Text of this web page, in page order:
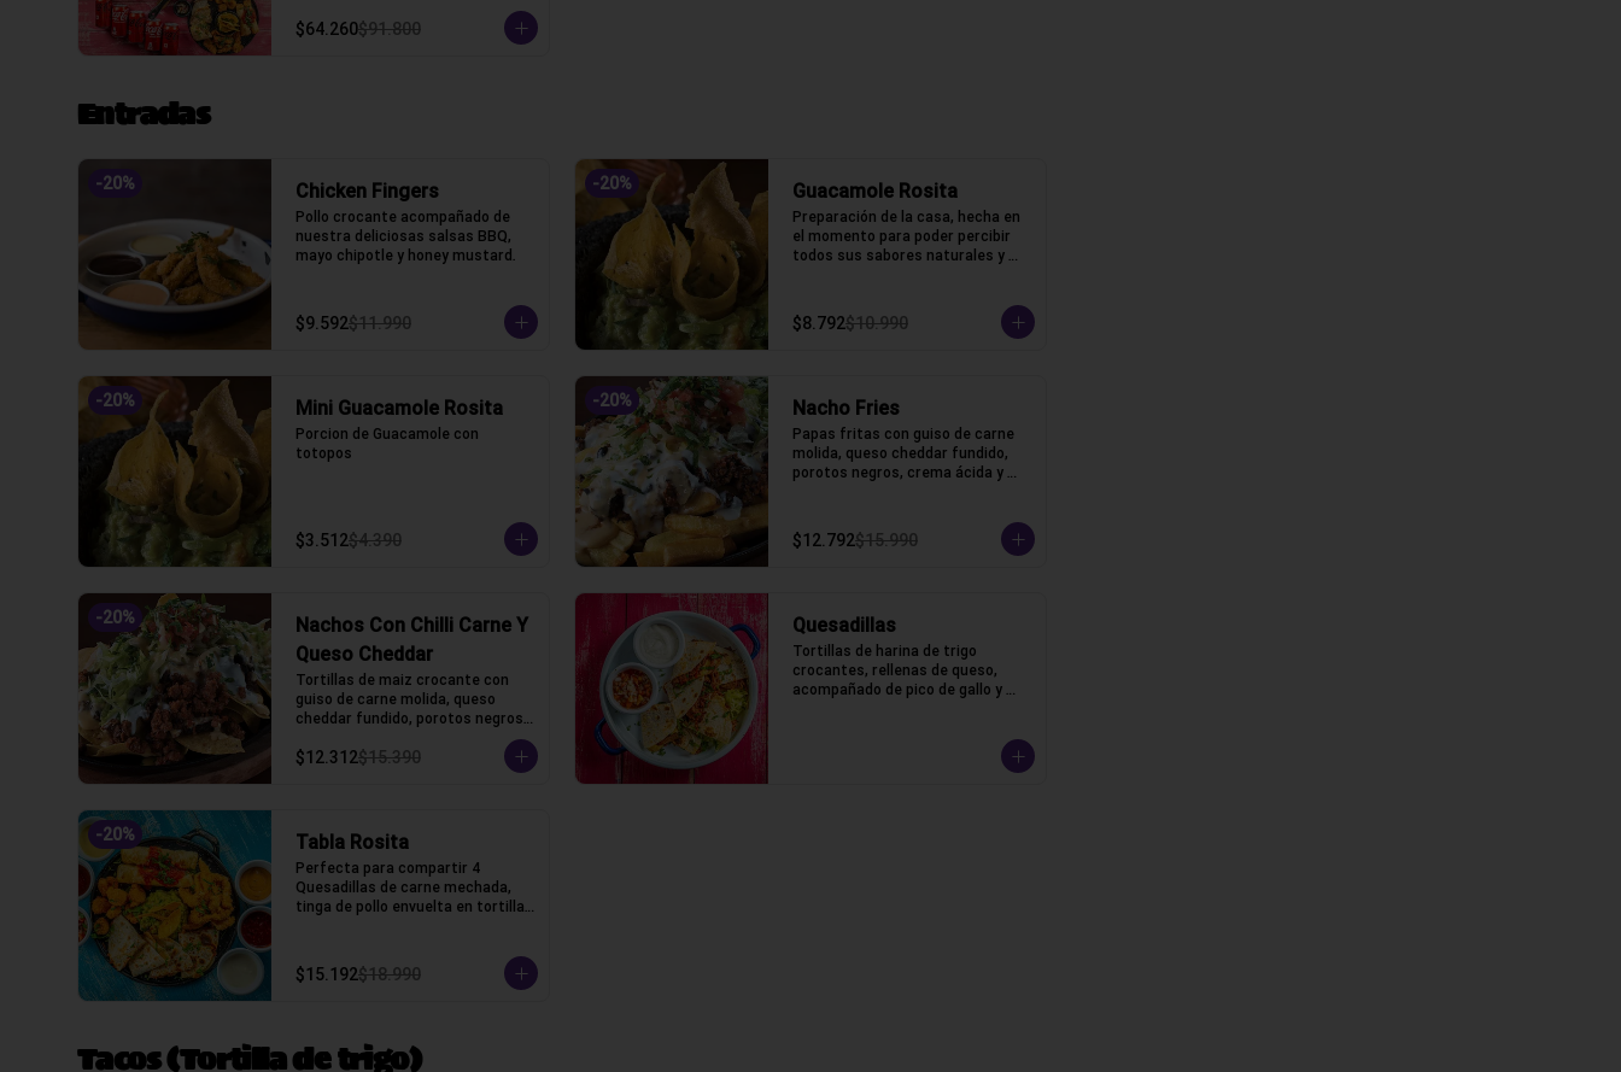
$64.260$91.800
Entradas
-20% Chicken Fingers
Pollo crocante acompañado de
nuestra deliciosas salsas BBQ,
mayo chipotle y honey mustard.
$9.592$11.990
-20% Guacamole Rosita
Preparación de la casa, hecha en
el momento para poder percibir
todos sus sabores naturales y
$8.792$10.990
-20% Mini Guacamole Rosita
Porcion de Guacamole con
totopos
$3.512$4.390
-20% Nacho Fries
Papas fritas con guiso de carne
molida, queso cheddar fundido,
porotos negros, crema ácida y
$12.792$15.990
-20%
Nachos Con Chilli Carne Y
Queso Cheddar
Tortillas de maiz crocante con
guiso de carne molida, queso
cheddar fundido, porotos negros,
gallo
$12.312$15.390
Quesadillas
Tortillas de harina de trigo
crocantes, rellenas de queso,
acompañado de pico de gallo y
-20% Tabla Rosita
Perfecta para compartir 4
Quesadillas de carne mechada,
tinga de pollo envuelta en tortillas
cilantro, salsas bbq, chipotle,
acida, honey, marinara y pico de
$15.192$18.990
Tacos (Tortilla de trigo)